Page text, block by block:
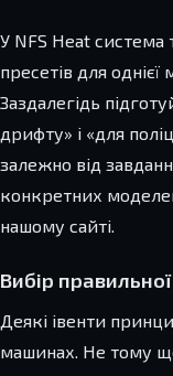
У NFS Heat система
пресетів для
Заздалегідь
дрифту» і «для
залежно від
конкретних
нашому сайті.
Вибір
Деякі івенти
машинах. Не тому